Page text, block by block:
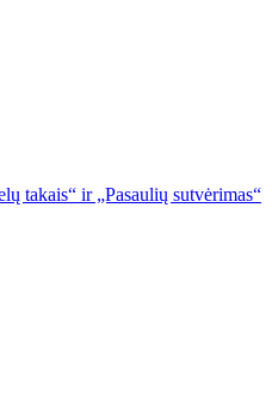
takais“ ir „Pasaulių sutvėrimas“